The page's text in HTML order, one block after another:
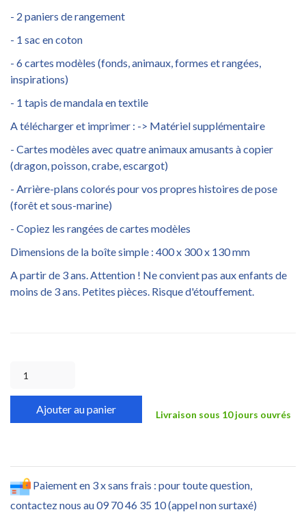
- 2 paniers de rangement
- 1 sac en coton
- 6 cartes modèles (fonds, animaux, formes et rangées,
inspirations)
- 1 tapis de mandala en textile
A télécharger et imprimer : -> Matériel supplémentaire
- Cartes modèles avec quatre animaux amusants à copier
(dragon, poisson, crabe, escargot)
- Arrière-plans colorés pour vos propres histoires de pose
(forêt et sous-marine)
- Copiez les rangées de cartes modèles
Dimensions de la boîte simple : 400 x 300 x 130 mm
A partir de 3 ans. Attention ! Ne convient pas aux enfants de
moins de 3 ans. Petites pièces. Risque d'étouffement.
Ajouter au panier Livraison sous 10 jours ouvrés
Paiement en 3 x sans frais : pour toute question,
contactez nous au 09 70 46 35 10 (appel non surtaxé)